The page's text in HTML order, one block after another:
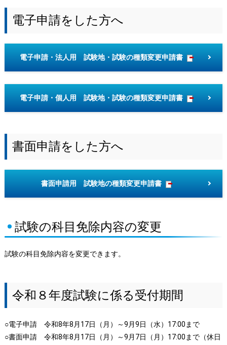
電子申請をした方へ
電子申請・法人用 試験地・試験の種類変更申請書
電子申請・個人用 試験地・試験の種類変更申請書
書面申請をした方へ
書面申請用 試験地の種類変更申請書
試験の科目免除内容の変更
試験の科目免除内容を変更できます。
令和８年度試験に係る受付期間
○電子申請 令和8年8月17日（月）～9月9日（水）17:00まで
○書面申請 令和8年8月17日（月）～9月7日（月）17:00まで（休日